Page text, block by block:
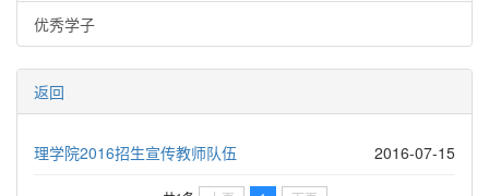
优秀学子
返回
理学院2016招生宣传教师队伍 2016-07-15